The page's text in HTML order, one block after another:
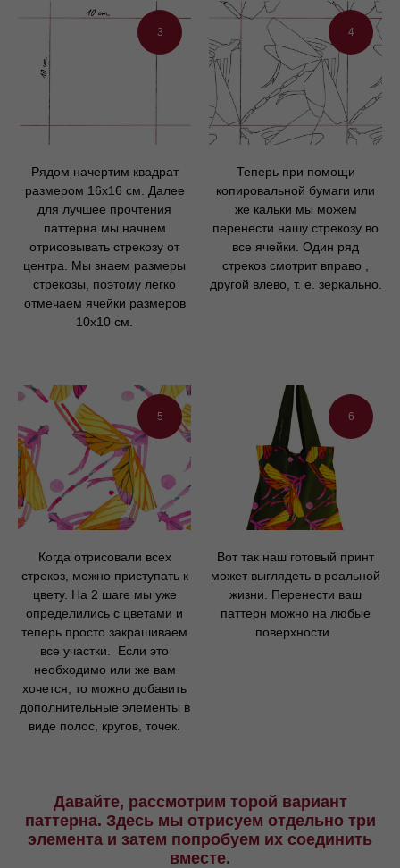
3
Рядом начертим квадрат
размером 16х16 см. Далее
для лучшее прочтения
паттерна мы начнем
отрисовывать стрекозу от
центра. Мы знаем размеры
стрекозы, поэтому легко
отмечаем ячейки размеров
10х10 см.
4
Теперь при помощи
копировальной бумаги или
же кальки мы можем
перенести нашу стрекозу во
все ячейки. Один ряд
стрекоз смотрит вправо ,
другой влево, т. е. зеркально.
5
Когда отрисовали всех
стрекоз, можно приступать к
цвету. На 2 шаге мы уже
определились с цветами и
теперь просто закрашиваем
все участки. Если это
необходимо или же вам
хочется, то можно добавить
дополнительные элементы в
виде полос, кругов, точек.
6
Вот так наш готовый принт
может выглядеть в реальной
жизни. Перенести ваш
паттерн можно на любые
поверхности..
Давайте, рассмотрим торой вариант
паттерна. Здесь мы отрисуем отдельно три
элемента и затем попробуем их соединить
вместе.